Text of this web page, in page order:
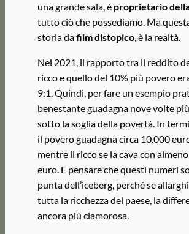
una grande sala, è proprietario
tutto ciò che possediamo. Ma
storia dafilm distopico, è la realtà.
Nel 2021, il rapporto tra il reddito
ricco e quello del 10% più povero
9:1. Quindi, per fare un esempio
benestante guadagna nove volte
sotto la soglia della povertà. In
il povero guadagna circa 10.000
mentre il ricco se la cava con
euro. E pensare che questi numeri
punta dell’iceberg, perché se allarghi
tutta la ricchezza del paese, la
ancora più clamorosa.